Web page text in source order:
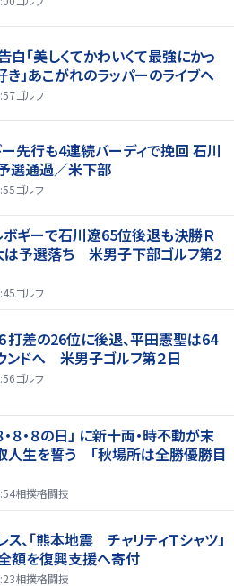
「美しくてかわいくて最強にかっ
」あこがれのラッパーのライブへ
ゴルフ
ー先行も4連続バーディで挽回 石川
選通過／米下部
ゴルフ
ボギーで石川遼65位後退も決勝Ｒ
は予選落ち 米男子下部ゴルフ第2
ゴルフ
打差の26位に後退、平田憲聖は64
ンドへ 米男子ゴルフ第２日
ゴルフ
・８・８の日」 に新十両・時不動が末
人生を誓う 「秋場所は全勝優勝目
相撲格闘技
、「熊本地震 チャリティＴシャツ」
額を復興支援へ寄付
相撲格闘技